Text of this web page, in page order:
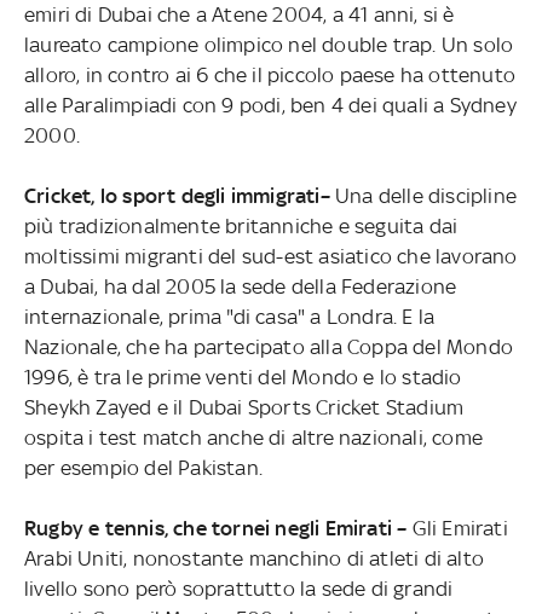
emiri di Dubai che a Atene 2004, a 41 anni, si è
laureato campione olimpico nel double trap. Un solo
alloro, in contro ai 6 che il piccolo paese ha ottenuto
alle Paralimpiadi con 9 podi, ben 4 dei quali a Sydney
2000.
Cricket, lo sport degli immigrati–Una delle discipline
più tradizionalmente britanniche e seguita dai
moltissimi migranti del sud-est asiatico che lavorano
a Dubai, ha dal 2005 la sede della Federazione
internazionale, prima "di casa" a Londra. E la
Nazionale, che ha partecipato alla Coppa del Mondo
1996, è tra le prime venti del Mondo e lo stadio
Sheykh Zayed e il Dubai Sports Cricket Stadium
ospita i test match anche di altre nazionali, come
per esempio del Pakistan.
Rugby e tennis, che tornei negli Emirati – Gli Emirati
Arabi Uniti, nonostante manchino di atleti di alto
livello sono però soprattutto la sede di grandi